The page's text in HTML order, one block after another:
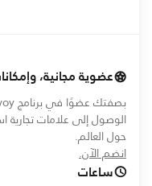
عضوية مجانية،
الوصول إلى علامات تجارية
حول العالم.
انضم الآن.
ساعات